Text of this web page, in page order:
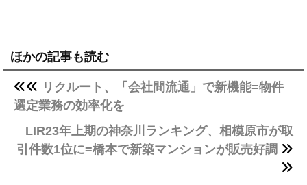
ほかの記事も読む
リクルート、「会社間流通」で新機能=物件
選定業務の効率化を
LIR23年上期の神奈川ランキング、相模原市が取
引件数1位に=橋本で新築マンションが販売好調